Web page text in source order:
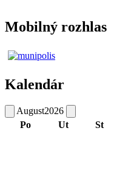
Mobilný rozhlas
Kalendár
August2026
Po
Ut St